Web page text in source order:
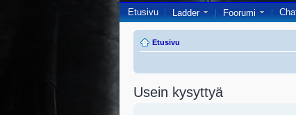
Etusivu Ladder Foorumi
Etusivu
Usein kysyttyä